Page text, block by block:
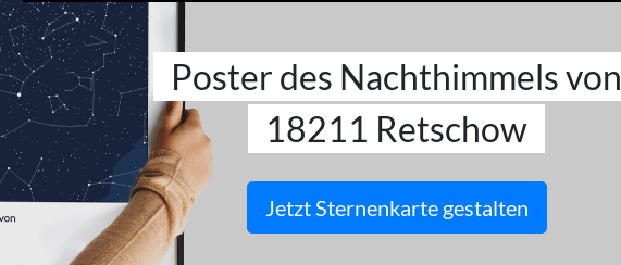
Poster des Nachthimmels von
18211 Retschow
Jetzt Sternenkarte gestalten